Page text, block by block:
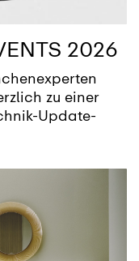
2026
zu einer
Update-